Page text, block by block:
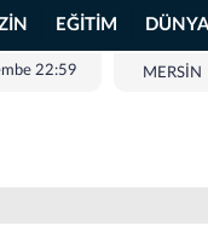
EĞİTİM DÜNYA
22:59